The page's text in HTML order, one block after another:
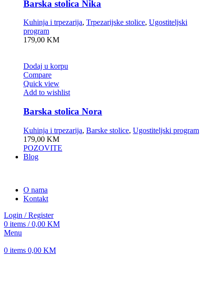
Barska stolica Nika
Kuhinja i trpezarija, Trpezarijske stolice, Ugostiteljski
program
179,00 KM
Dodaj u korpu
Compare
Quick view
Add to wishlist
Barska stolica Nora
Kuhinja i trpezarija, Barske stolice, Ugostiteljski program
179,00 KM
POZOVITE
Blog
O nama
Kontakt
Login / Register
0 items / 0,00 KM
Menu
0 items 0,00 KM